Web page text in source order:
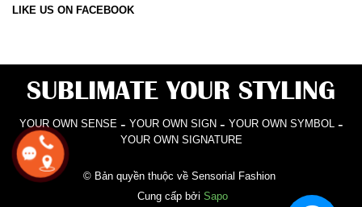
LIKE US ON FACEBOOK
SUBLIMATE YOUR STYLING
YOUR OWN SENSE - YOUR OWN SIGN - YOUR OWN SYMBOL -
YOUR OWN SIGNATURE
© Bản quyền thuộc về Sensorial Fashion
Cung cấp bởi Sapo